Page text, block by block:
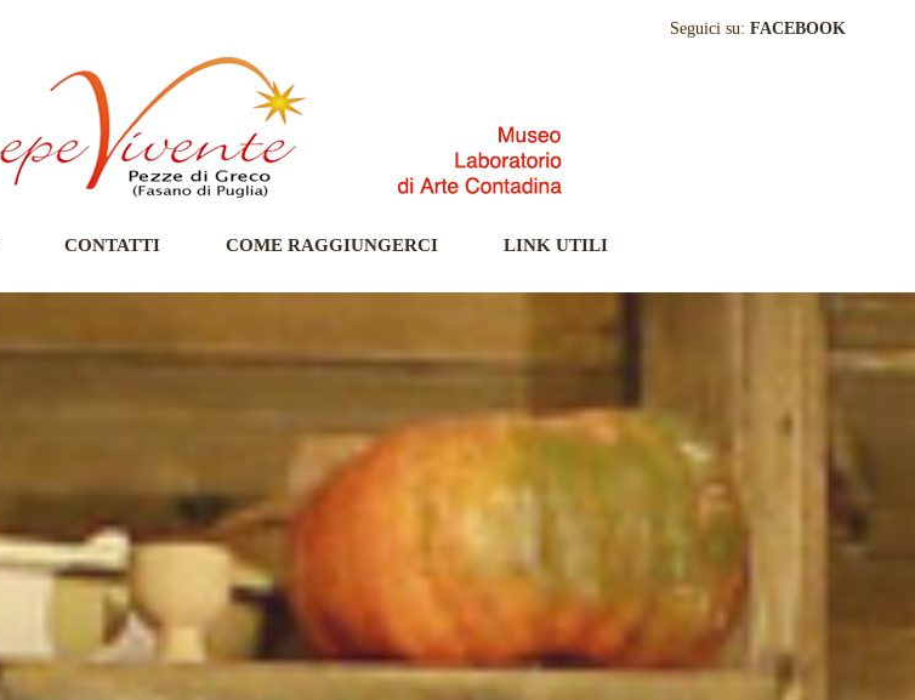
Seguici su: FACEBOOK
CONTATTI COME RAGGIUNGERCI LINK UTILI